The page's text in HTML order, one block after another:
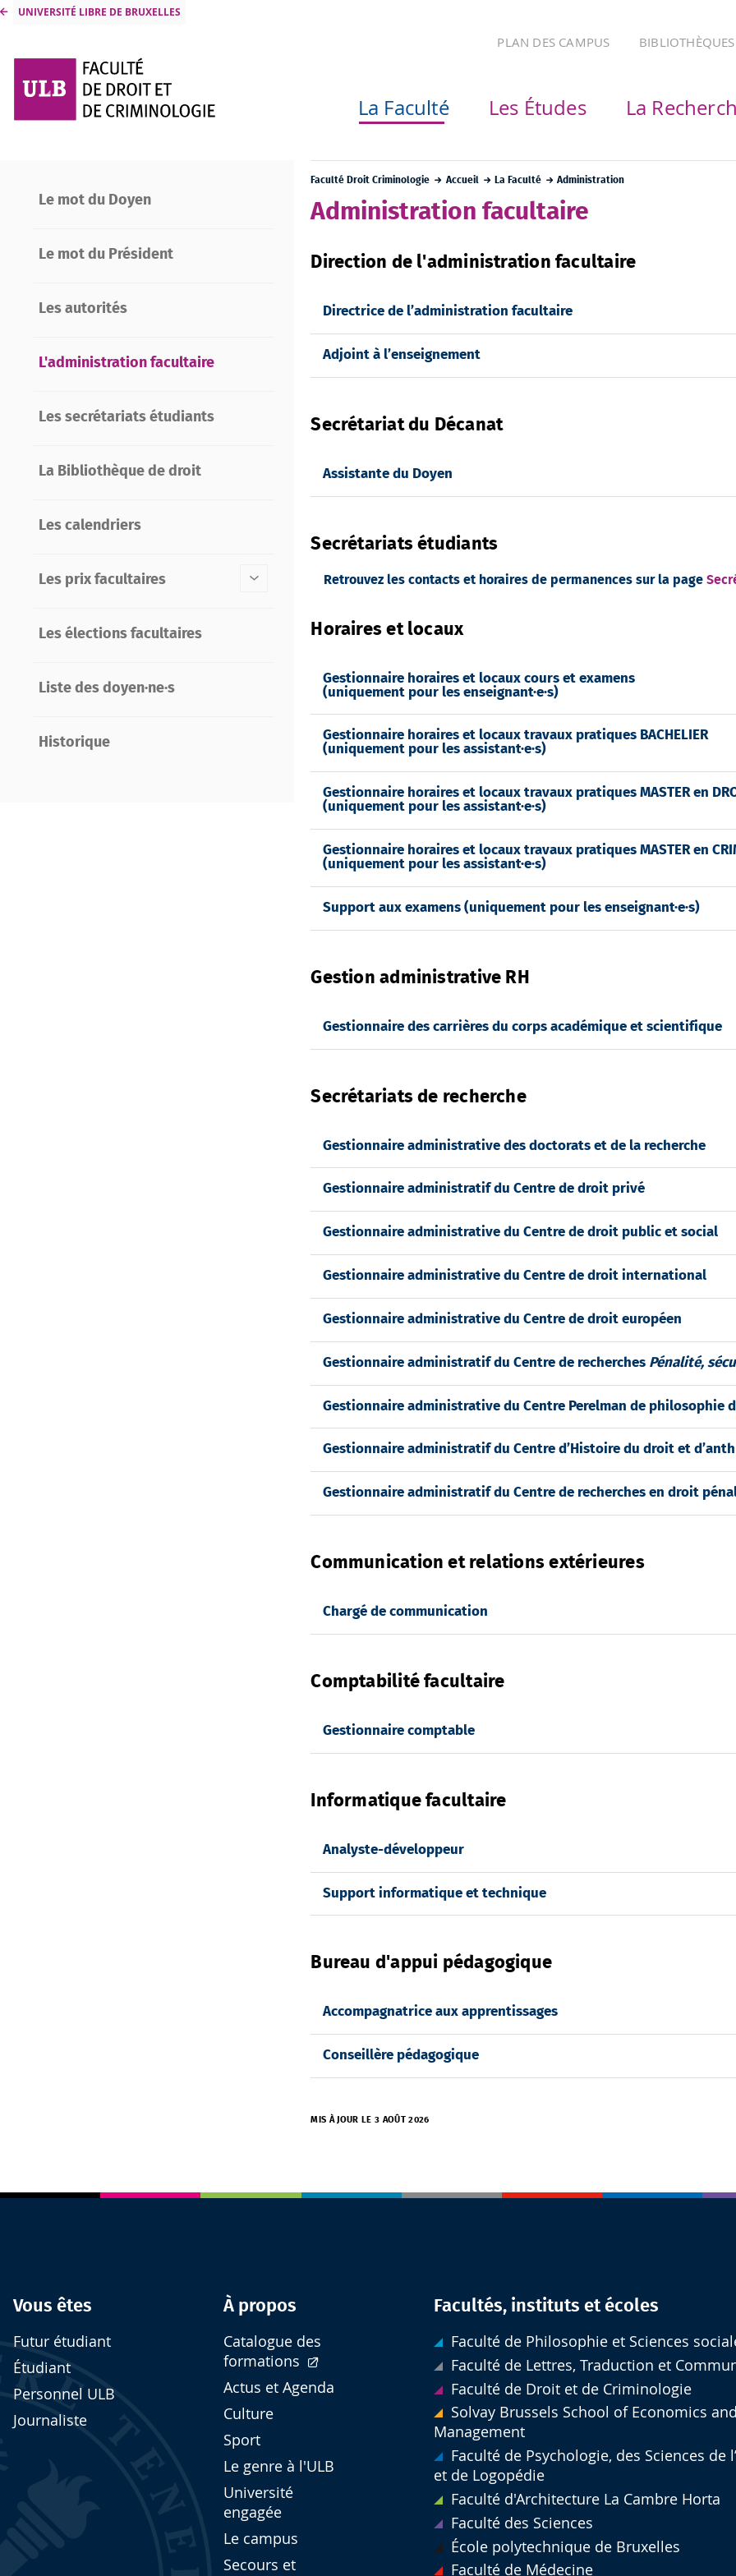
UNIVERSITÉ LIBRE DE BRUXELLES
PLAN DES CAMPUS BIBLIOTHÈQUES
La Faculté Les Études La
Le mot du Doyen
Le mot du Président
Les autorités
L'administration facultaire
Les secrétariats étudiants
La Bibliothèque de droit
Les calendriers
Les prix facultaires
Les élections facultaires
Liste des doyen·ne·s
Historique
Faculté Droit Criminologie Accueil La Faculté Administration
Administration facultaire
Direction de l'administration facultaire
Directrice de l’administration facultaire
Adjoint à l’enseignement
Secrétariat du Décanat
Assistante du Doyen
Secrétariats étudiants
Retrouvez les contacts et horaires de permanences sur la page
Horaires et locaux
Gestionnaire horaires et locaux cours et examens
(uniquement pour les enseignant·e·s)
Gestionnaire horaires et locaux travaux pratiques BACHELIER
(uniquement pour les assistant·e·s)
Gestionnaire horaires et locaux travaux pratiques MASTER en
(uniquement pour les assistant·e·s)
Gestionnaire horaires et locaux travaux pratiques MASTER en
(uniquement pour les assistant·e·s)
Support aux examens (uniquement pour les enseignant·e·s)
Gestion administrative RH
Gestionnaire des carrières du corps académique et scientifique
Secrétariats de recherche
Gestionnaire administrative des doctorats et de la recherche
Gestionnaire administratif du Centre de droit privé
Gestionnaire administrative du Centre de droit public et social
Gestionnaire administrative du Centre de droit international
Gestionnaire administrative du Centre de droit européen
Gestionnaire administratif du Centre de recherches Pénalité,
Gestionnaire administrative du Centre Perelman de philosophie
Gestionnaire administratif du Centre d’Histoire du droit et
Gestionnaire administratif du Centre de recherches en droit
Communication et relations extérieures
Chargé de communication
Comptabilité facultaire
Gestionnaire comptable
Informatique facultaire
Analyste-développeur
Support informatique et technique
Bureau d'appui pédagogique
Accompagnatrice aux apprentissages
Conseillère pédagogique
MIS À JOUR LE 3 AOÛT 2026
Vous êtes
Futur étudiant
Étudiant
Personnel ULB
Journaliste
À propos
Catalogue des
formations
Actus et Agenda
Culture
Sport
Le genre à l'ULB
Université
engagée
Le campus
Secours et
Facultés, instituts et écoles
Faculté de Philosophie et Sciences
Faculté de Lettres, Traduction et
Faculté de Droit et de Criminologie
Solvay Brussels School of Economics
Management
Faculté de Psychologie, des Sciences de
et de Logopédie
Faculté d'Architecture La Cambre Horta
Faculté des Sciences
École polytechnique de Bruxelles
Faculté de Médecine